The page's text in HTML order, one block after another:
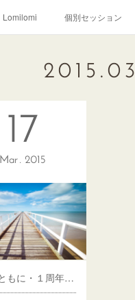
Lomilomi 個別セッション
2015 . 03
17
Mar 2015
親友とともに・１周年のご挨拶